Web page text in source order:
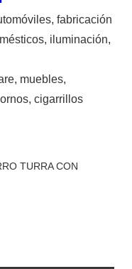
fabricación
iluminación,
muebles,
cigarrillos